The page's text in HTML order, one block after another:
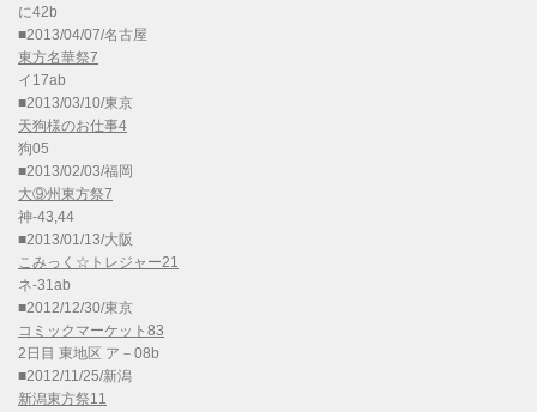
に42b
■2013/04/07/名古屋
東方名華祭7
イ17ab
■2013/03/10/東京
天狗様のお仕事4
狗05
■2013/02/03/福岡
大⑨州東方祭7
神-43,44
■2013/01/13/大阪
こみっく☆トレジャー21
ネ-31ab
■2012/12/30/東京
コミックマーケット83
2日目 東地区 ア－08b
■2012/11/25/新潟
新潟東方祭11